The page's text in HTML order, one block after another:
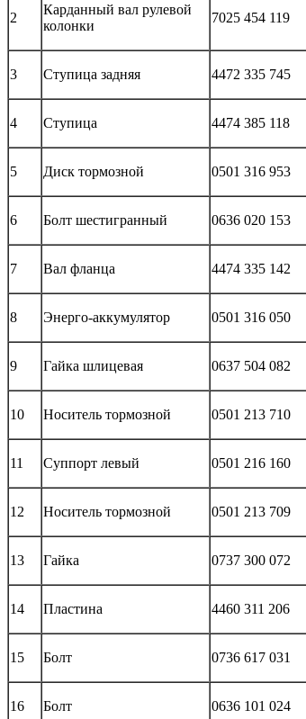
2
Карданный вал рулевой
колонки
7025 454 119
3 Ступица задняя 4472 335 745
4 Ступица 4474 385 118
5 Диск тормозной 0501 316 953
6 Болт шестигранный 0636 020 153
7 Вал фланца 4474 335 142
8 Энерго-аккумулятор 0501 316 050
9 Гайка шлицевая 0637 504 082
10 Носитель тормозной 0501 213 710
11 Суппорт левый 0501 216 160
12 Носитель тормозной 0501 213 709
13 Гайка 0737 300 072
14 Пластина 4460 311 206
15 Болт 0736 617 031
16 Болт 0636 101 024